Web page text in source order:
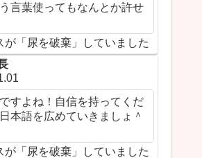
言葉使ってもなんとか許せ
が「尿を破棄」していました
すよね！自信を持ってくだ
本語を広めていきましょ＾
が「尿を破棄」していました